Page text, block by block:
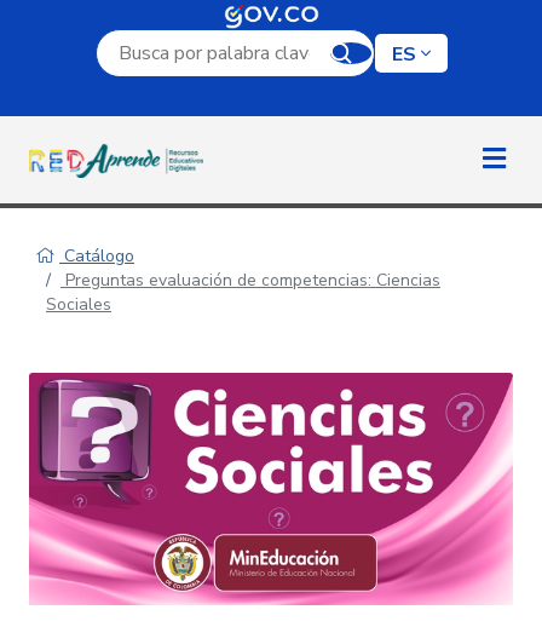
Campo de búsqueda por palabra clave
ES
Catálogo
Preguntas evaluación de competencias: Ciencias
Sociales